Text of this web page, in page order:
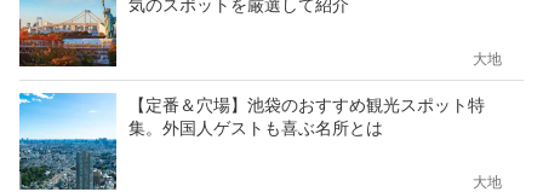
大地
【定番＆穴場】池袋のおすすめ観光スポット特
集。外国人ゲストも喜ぶ名所とは
大地